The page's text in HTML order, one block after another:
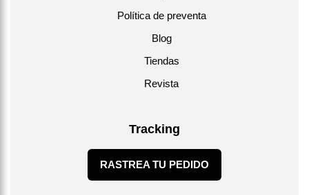
Política de preventa
Blog
Tiendas
Revista
Tracking
RASTREA TU PEDIDO